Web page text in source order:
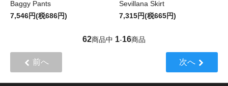
Baggy Pants
7,546円(税686円)
Sevillana Skirt
7,315円(税665円)
62商品中 1-16商品
前へ 次へ